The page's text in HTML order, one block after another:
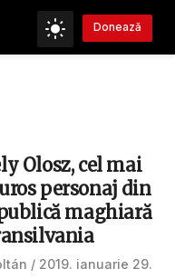
Donează
Olosz, cel mai
personaj din
maghiară
2019. ianuarie 29.